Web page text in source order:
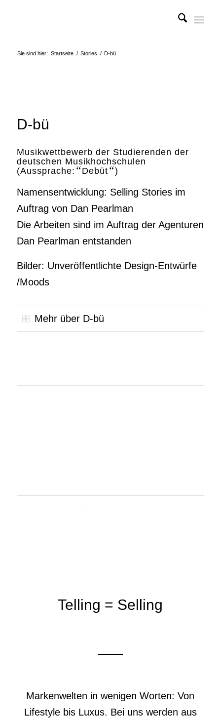
Sie sind hier: Startseite / Stories / D-bü
D-bü
Musikwettbewerb der Studierenden der
deutschen Musikhochschulen
(Aussprache: “Debüt “)
Namensentwicklung: Selling Stories im
Auftrag von Dan Pearlman
Die Arbeiten sind im Auftrag der Agenturen
Dan Pearlman entstanden
Bilder: Unveröffentlichte Design-Entwürfe
/Moods
Mehr über D-bü
Telling = Selling
Markenwelten in wenigen Worten: Von
Lifestyle bis Luxus. Bei uns werden aus